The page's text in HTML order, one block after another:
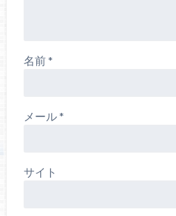
名前*
メール*
サイト